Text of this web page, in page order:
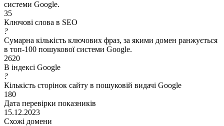
системи Google.
35
Ключові слова в SEO
?
Сумарна кількість ключових фраз, за якими домен ранжується
в топ-100 пошукової системи Google.
2620
В індексі Google
?
Кількість сторінок сайту в пошуковій видачі Google
180
Дата перевірки показників
15.12.2023
Схожі домени